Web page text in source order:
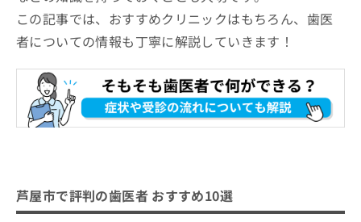
のとはら歯科医院芦屋診療所
タバタデンタルクリニック
藤井ファミリー歯科
芦屋川デンタルクリニック
【歯医者をさらに解説】これを知ってから歯医
歯医者とは？何をするの？
歯医者はどう選べばいい？
この記事では、おすすめクリニックはもちろん、歯医
者についての情報も丁寧に解説していきます！
芦屋市で評判の歯医者 おすすめ10選
承く
ださ
は
こ
ち
載
情
正
は
料
充
の
込
み